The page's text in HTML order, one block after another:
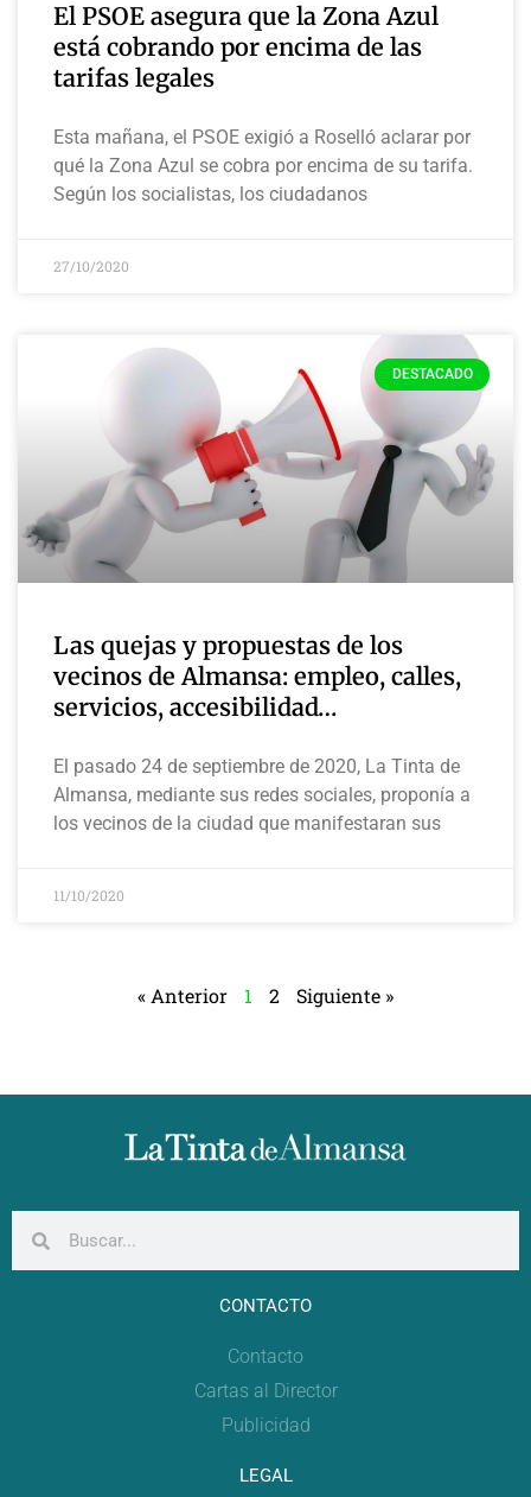
El PSOE asegura que la Zona Azul
está cobrando por encima de las
tarifas legales
Esta mañana, el PSOE exigió a Roselló aclarar por
qué la Zona Azul se cobra por encima de su tarifa.
Según los socialistas, los ciudadanos
27/10/2020
DESTACADO
Las quejas y propuestas de los
vecinos de Almansa: empleo, calles,
servicios, accesibilidad…
El pasado 24 de septiembre de 2020, La Tinta de
Almansa, mediante sus redes sociales, proponía a
los vecinos de la ciudad que manifestaran sus
11/10/2020
« Anterior 1 2 Siguiente »
CONTACTO
Contacto
Cartas al Director
Publicidad
LEGAL